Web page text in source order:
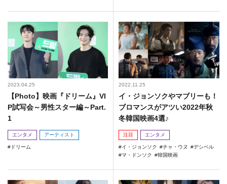
2023.04.25
【Photo】映画『ドリーム』VI
P試写会～男性スター編～Part.
1
エンタメ アーティスト
ドリーム
2022.11.25
イ・ジョンソクやマブリーも！
ブロマンスがアツい2022年秋
冬韓国映画4選♪
注目 エンタメ
イ・ジョンソク チャ・ウヌ
デシベル
マ・ドンソク
韓国映画